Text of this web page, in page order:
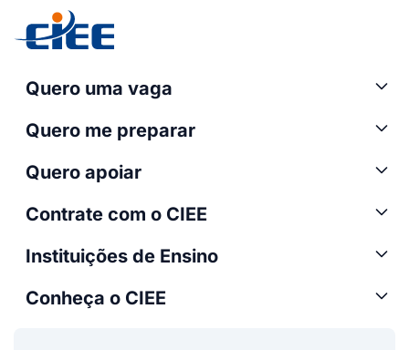
Quero uma vaga
Quero me preparar
Quero apoiar
Contrate com o CIEE
Instituições de Ensino
Conheça o CIEE